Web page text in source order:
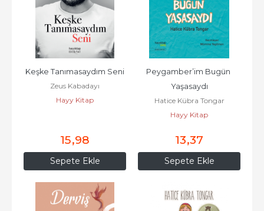
Sepete Ekle
Keşke Tanımasaydım Seni
Zeus Kabadayı
Hayy Kitap
15,98
Sepete Ekle
Peygamber’im Bugün
Yaşasaydı
Hatice Kübra Tongar
Hayy Kitap
13,37